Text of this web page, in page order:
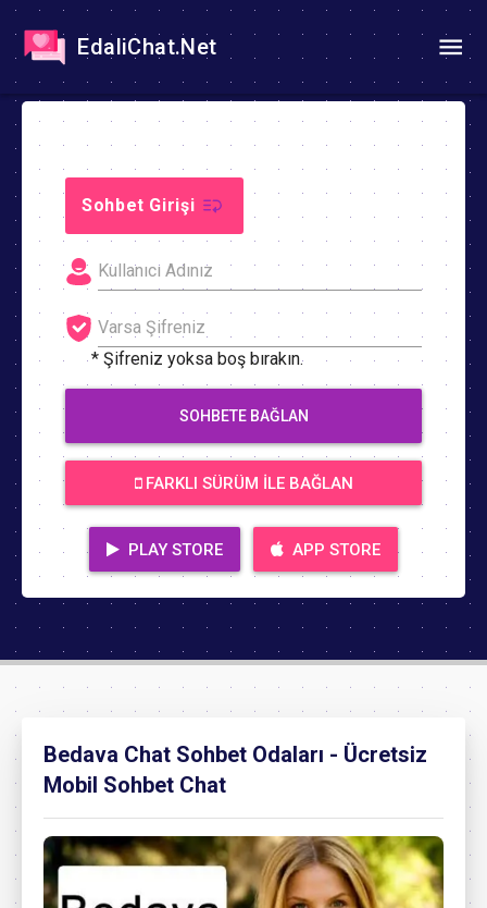
EdaliChat.Net
Sohbet Girişi
* Şifreniz yoksa boş bırakın.
SOHBETE BAĞLAN
FARKLI SÜRÜM İLE BAĞLAN
PLAY STORE APP STORE
Bedava Chat Sohbet Odaları - Ücretsiz
Mobil Sohbet Chat